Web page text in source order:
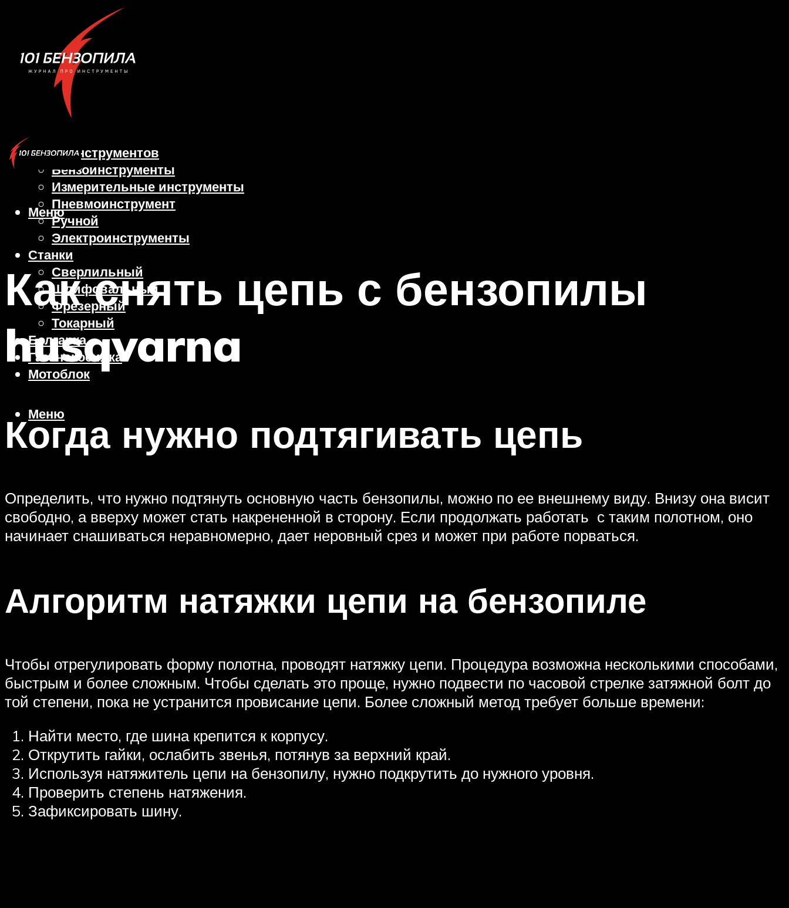
Виды инструментов
Бензоинструменты
Измерительные инструменты
Пневмоинструмент
Ручной
Электроинструменты
Станки
Сверлильный
Шлифовальный
Фрезерный
Токарный
Болгарка
Газонокосилка
Мотоблок
Меню
Меню
Как снять цепь с бензопилы
husqvarna
Когда нужно подтягивать цепь
Определить, что нужно подтянуть основную часть бензопилы, можно по ее внешнему виду. Внизу она висит
свободно, а вверху может стать накрененной в сторону. Если продолжать работать с таким полотном, оно
начинает снашиваться неравномерно, дает неровный срез и может при работе порваться.
Алгоритм натяжки цепи на бензопиле
Чтобы отрегулировать форму полотна, проводят натяжку цепи. Процедура возможна несколькими способами,
быстрым и более сложным. Чтобы сделать это проще, нужно подвести по часовой стрелке затяжной болт до
той степени, пока не устранится провисание цепи. Более сложный метод требует больше времени:
Найти место, где шина крепится к корпусу.
Открутить гайки, ослабить звенья, потянув за верхний край.
Используя натяжитель цепи на бензопилу, нужно подкрутить до нужного уровня.
Проверить степень натяжения.
Зафиксировать шину.